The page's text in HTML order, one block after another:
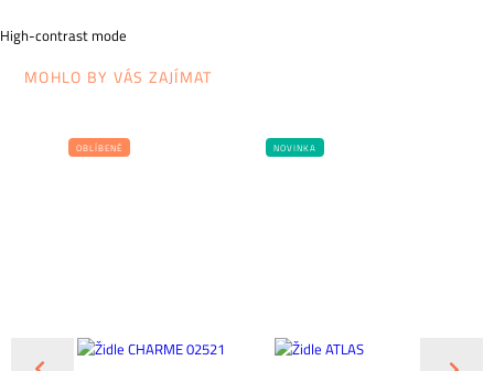
High-contrast mode
MOHLO BY VÁS ZAJÍMAT
OBLÍBENÉ NOVINKA